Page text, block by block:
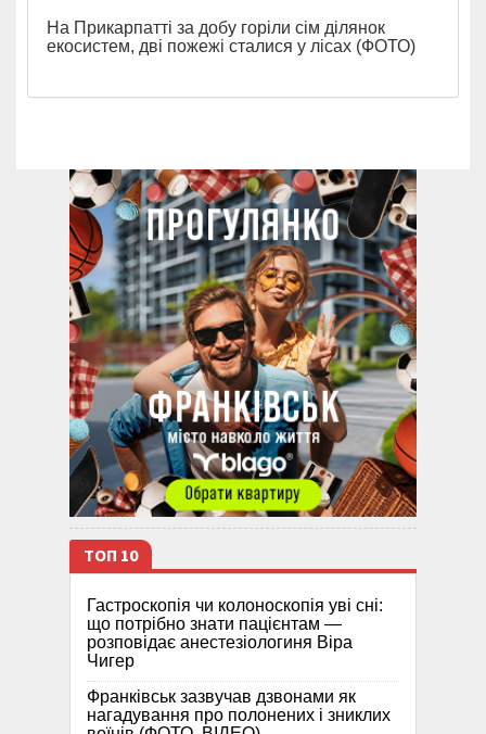
На Прикарпатті за добу горіли сім ділянок
екосистем, дві пожежі сталися у лісах (ФОТО)
ТОП 10
Гастроскопія чи колоноскопія уві сні:
що потрібно знати пацієнтам —
розповідає анестезіологиня Віра
Чигер
Франківськ зазвучав дзвонами як
нагадування про полонених і зниклих